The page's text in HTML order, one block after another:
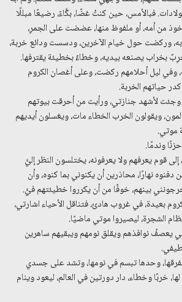
فبالأمس، حين كنتُ غضًا، بكَّاءً، رضيعًا مبللًا
من أمه، أو ملفوظ منها، عضضت على الجمرِ،
به، وركضت حول خيام الآخرين، ودسست ودائع خربة،
بخراب يصنعه بيديه، وخطاءٌ بخطيئة يقترفها.
وفي ليل أحلامهم ركضت، وعلى أغصان الكروم
حياتهم الخربة.
لأشهد جنازتي، ورأيت من أحرقت بيوتهم
ويقولون الخرب الخطاء مات، ويغسلون أيديهم
موتي.
وندمًا.
قوم يعرفهم ولا يعرفونه، يختلسون النظر إليَّ
نهارًا، محاذرين أن يكنوني بما كنوه، وأن
بينهم، خوفًا من أن يكرروا خطيئتهم فيَّ.
بعيدة، في غروب هادئ، فتناقل الأحياء اشارتي،
الشجرة، ليصيروا موتي ماضيًا.
يعصفُ نوافذهم ويقلق نومهم ويبقيهم ساهرين
وحدها تبسم في نومها، وتشد على جسدي
خربًا وخطاء، دار دورتين في العالم، ليعود وينام